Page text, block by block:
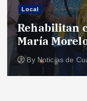
Local
Rehabilitan
María
By Noticias de